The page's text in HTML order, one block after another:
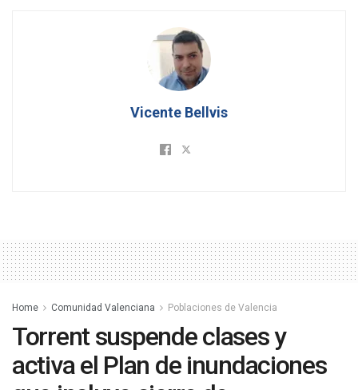
Vicente Bellvis
Home Comunidad Valenciana Poblaciones de Valencia
Torrent suspende clases y
activa el Plan de inundaciones